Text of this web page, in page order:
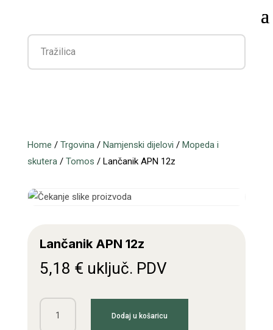
Home / Trgovina/ Namjenski dijelovi / Mopeda i
skutera/ Tomos / Lančanik APN 12z
Lančanik APN 12z
5,18 € uključ. PDV
Lančanik
Dodaj u košaricu